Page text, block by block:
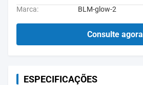
Marca:
BLM-glow-2
Consulte agora
ESPECIFICAÇÕES